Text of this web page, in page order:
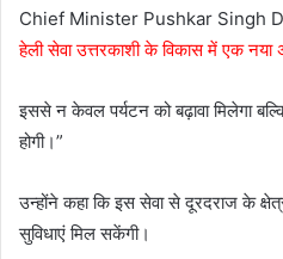
Chief Minister Pushkar Singh
हेली सेवा उत्तरकाशी के विकास में एक नया
इससे न केवल पर्यटन को बढ़ावा मिलेगा
होगी।”
उन्होंने कहा कि इस सेवा से दूरदराज के
सुविधाएं मिल सकेंगी।